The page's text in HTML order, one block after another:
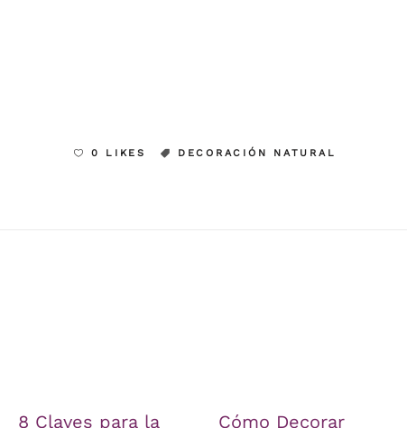
0 LIKES DECORACIÓN NATURAL
8 Claves para la
Cómo Decorar